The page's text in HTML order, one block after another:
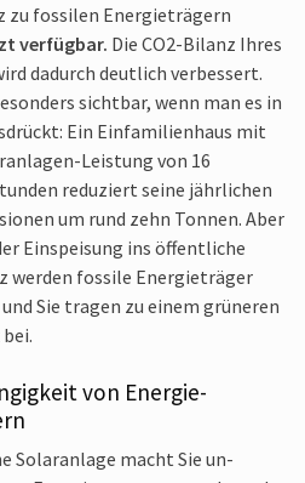
zu fossilen Energie­trägern
ver­fügbar. Die CO2-Bilanz Ihres
dadurch deutlich ver­bessert.
sichtbar, wenn man es in
Ein Ein­familien­haus mit
Leistung von 16
reduziert seine jähr­lichen
um rund zehn Tonnen. Aber
Ein­speisung ins öffent­liche
werden fossile Energie­träger
Sie tragen zu einem grüneren
von Energie­
Solar­anlage macht Sie un­